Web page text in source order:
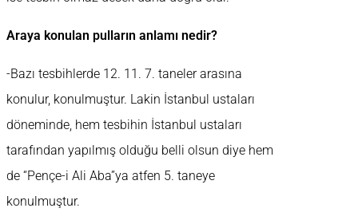
Araya konulan pulların anlamı nedir?
-Bazı tesbihlerde 12. 11. 7. taneler arasına
konulur, konulmuştur. Lakin İstanbul ustaları
döneminde, hem tesbihin İstanbul ustaları
tarafından yapılmış olduğu belli olsun diye hem
de “Pençe-i Ali Aba”ya atfen 5. taneye
konulmuştur.